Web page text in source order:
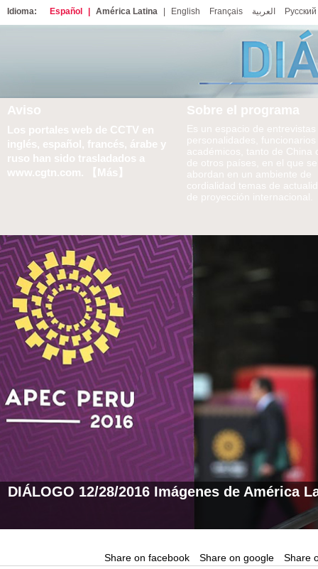
Idioma: Español América Latina English Français العربية Русский
Aviso
Los portales web de CCTV en
inglés, español, francés, árabe y
ruso han sido trasladados a
www.cgtn.com. 【Más】
Sobre el programa
Es un espacio de entrevistas
personalidades, funcionarios
académicos, tanto de China
de otros países, en el que se
abordan en un ambiente de
cordialidad temas de
de proyección internacional.
DIÁLOGO 12/28/2016 Imágenes de América
Share on facebook Share on google Share